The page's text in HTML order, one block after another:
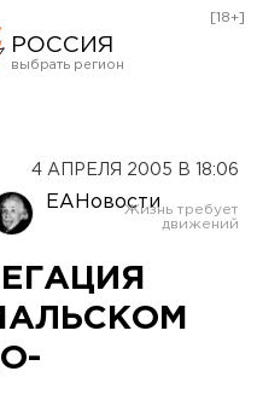
РОССИЯ
Оренбург
[18+]
4 АПРЕЛЯ 2005 В 18:06
ЕАНовости